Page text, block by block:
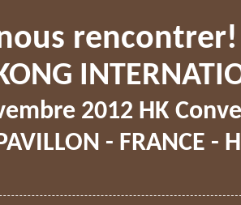
rencontrer!
2012 HK
- FRANCE -